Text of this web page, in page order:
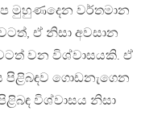
මුහුණදෙන වර්තමාන
ඒ නිසා අවසාන
වන විශ්වාසයකි. ඒ
ගොඩනැගෙන
විශ්වාසය නිසා